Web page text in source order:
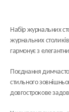
Набір журнальних
журнальних
гармонує з
Поєднання
стильного
довгострокове